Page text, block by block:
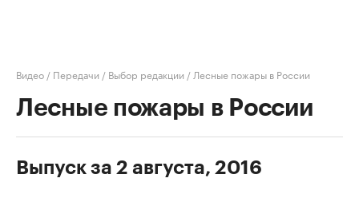
Видео / Передачи / Выбор редакции / Лесные пожары в России
Лесные пожары в России
Выпуск за 2 августа, 2016